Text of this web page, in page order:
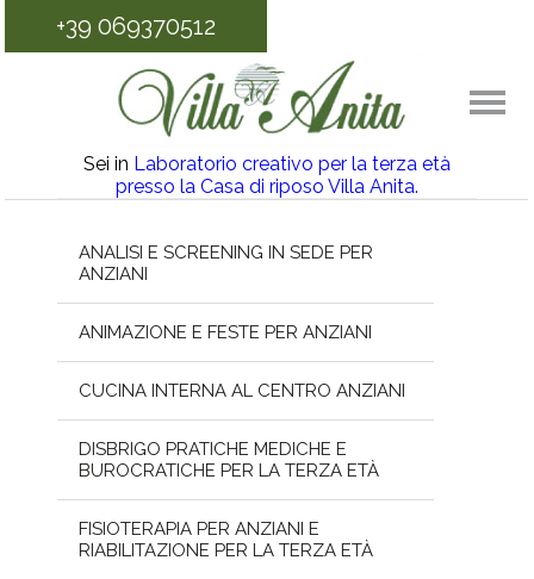
+39 069370512
Sei in Laboratorio creativo per la terza età
presso la Casa di riposo Villa Anita.
ANALISI E SCREENING IN SEDE PER
ANZIANI
ANIMAZIONE E FESTE PER ANZIANI
CUCINA INTERNA AL CENTRO ANZIANI
DISBRIGO PRATICHE MEDICHE E
BUROCRATICHE PER LA TERZA ETÀ
FISIOTERAPIA PER ANZIANI E
RIABILITAZIONE PER LA TERZA ETÀ